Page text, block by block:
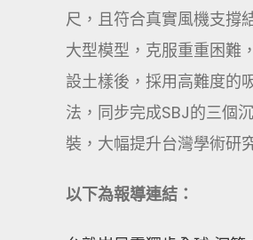
尺，且符合真實風機支撐
大型模型，克服重重困難
設土樣後，採用高難度的
法，同步完成SBJ的三個
裝，大幅提升台灣學術研
以下為報導連結：